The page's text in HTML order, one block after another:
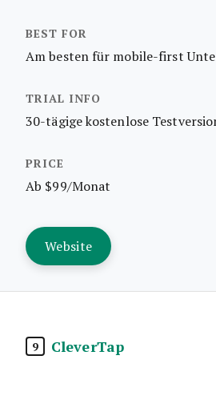
Am besten für mobile-first
30-tägige kostenlose
Ab $99/Monat
Website
9 CleverTap